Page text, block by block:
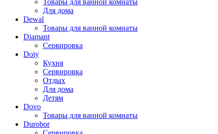
Товары для ванной комнаты
Для дома
Dewal
Товары для ванной комнаты
Diamant
Сервировка
Doiy
Кухня
Сервировка
Отдых
Для дома
Детям
Dovo
Товары для ванной комнаты
Durobor